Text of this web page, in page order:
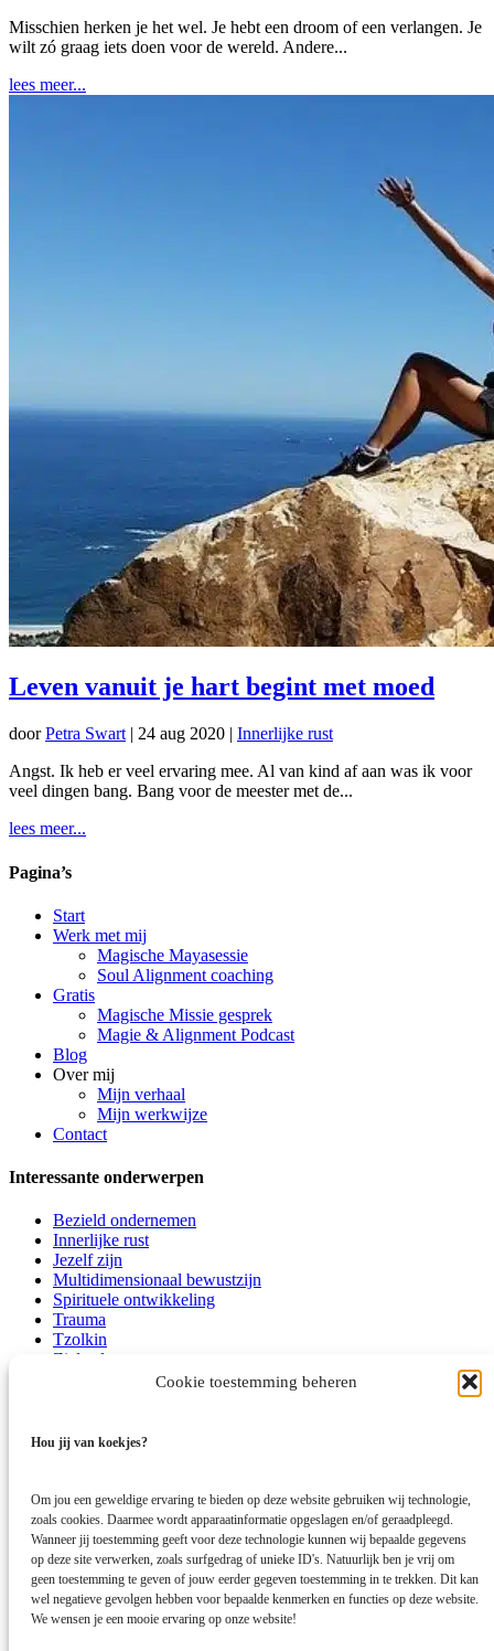
Cookie toestemming beheren
Hou jij van koekjes?
Om jou een geweldige ervaring te bieden op deze website gebruiken wij technologie,
zoals cookies. Daarmee wordt apparaatinformatie opgeslagen en/of geraadpleegd.
Wanneer jij toestemming geeft voor deze technologie kunnen wij bepaalde gegevens
op deze site verwerken, zoals surfgedrag of unieke ID's. Natuurlijk ben je vrij om
geen toestemming te geven of jouw eerder gegeven toestemming in te trekken. Dit kan
wel negatieve gevolgen hebben voor bepaalde kenmerken en functies op deze website.
We wensen je een mooie ervaring op onze website!
Misschien herken je het wel. Je hebt een droom of een verlangen. Je
wilt zó graag iets doen voor de wereld. Andere...
lees meer...
Leven vanuit je hart begint met moed
doorPetra Swart | 24 aug 2020 | Innerlijke rust
Angst. Ik heb er veel ervaring mee. Al van kind af aan was ik voor
veel dingen bang. Bang voor de meester met de...
lees meer...
Pagina’s
Start
Werk met mij
Magische Mayasessie
Soul Alignment coaching
Gratis
Magische Missie gesprek
Magie & Alignment Podcast
Blog
Over mij
Mijn verhaal
Mijn werkwijze
Contact
Interessante onderwerpen
Bezield ondernemen
Innerlijke rust
Jezelf zijn
Multidimensionaal bewustzijn
Spirituele ontwikkeling
Trauma
Tzolkin
Zieletalenten
info@centrumsprankel.nl
KvK-nummer: 69236259
Algemene voorwaarden
Disclaimer
Privacybeleid